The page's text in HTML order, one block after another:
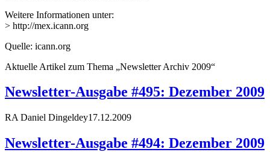
Weitere Informationen unter:
> http://mex.icann.org
Quelle: icann.org
Aktuelle Artikel zum Thema „Newsletter Archiv 2009“
Newsletter-Ausgabe #495: Dezember 2009
RA Daniel Dingeldey17.12.2009
Newsletter-Ausgabe #494: Dezember 2009